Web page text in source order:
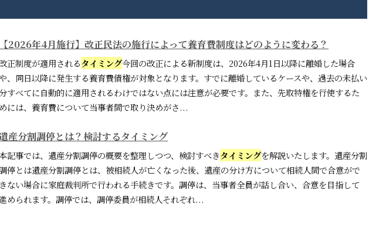
【2026年4月施行】改正民法の施行によって養育費制度はどのように変わる？
正制度が適用されるタイミング今回の改正による新制度は、2026年4月1日以降に離婚した場合
、同日以降に発生する養育費債権が対象となります。すでに離婚しているケースや、過去の未払い
すべてに自動的に適用されるわけではない点には注意が必要です。また、先取特権を行使するた
めには、養育費について当事者間で取り決めがさ...
産分割調停とは？検討するタイミング
記事では、遺産分割調停の概要を整理しつつ、検討すべきタイミングを解説いたします。遺産分割
停とは遺産分割調停とは、被相続人が亡くなった後、遺産の分け方について相続人間で合意がで
きない場合に家庭裁判所で行われる手続きです。調停は、当事者全員が話し合い、合意を目指して
められます。調停では、調停委員が相続人それぞれ...